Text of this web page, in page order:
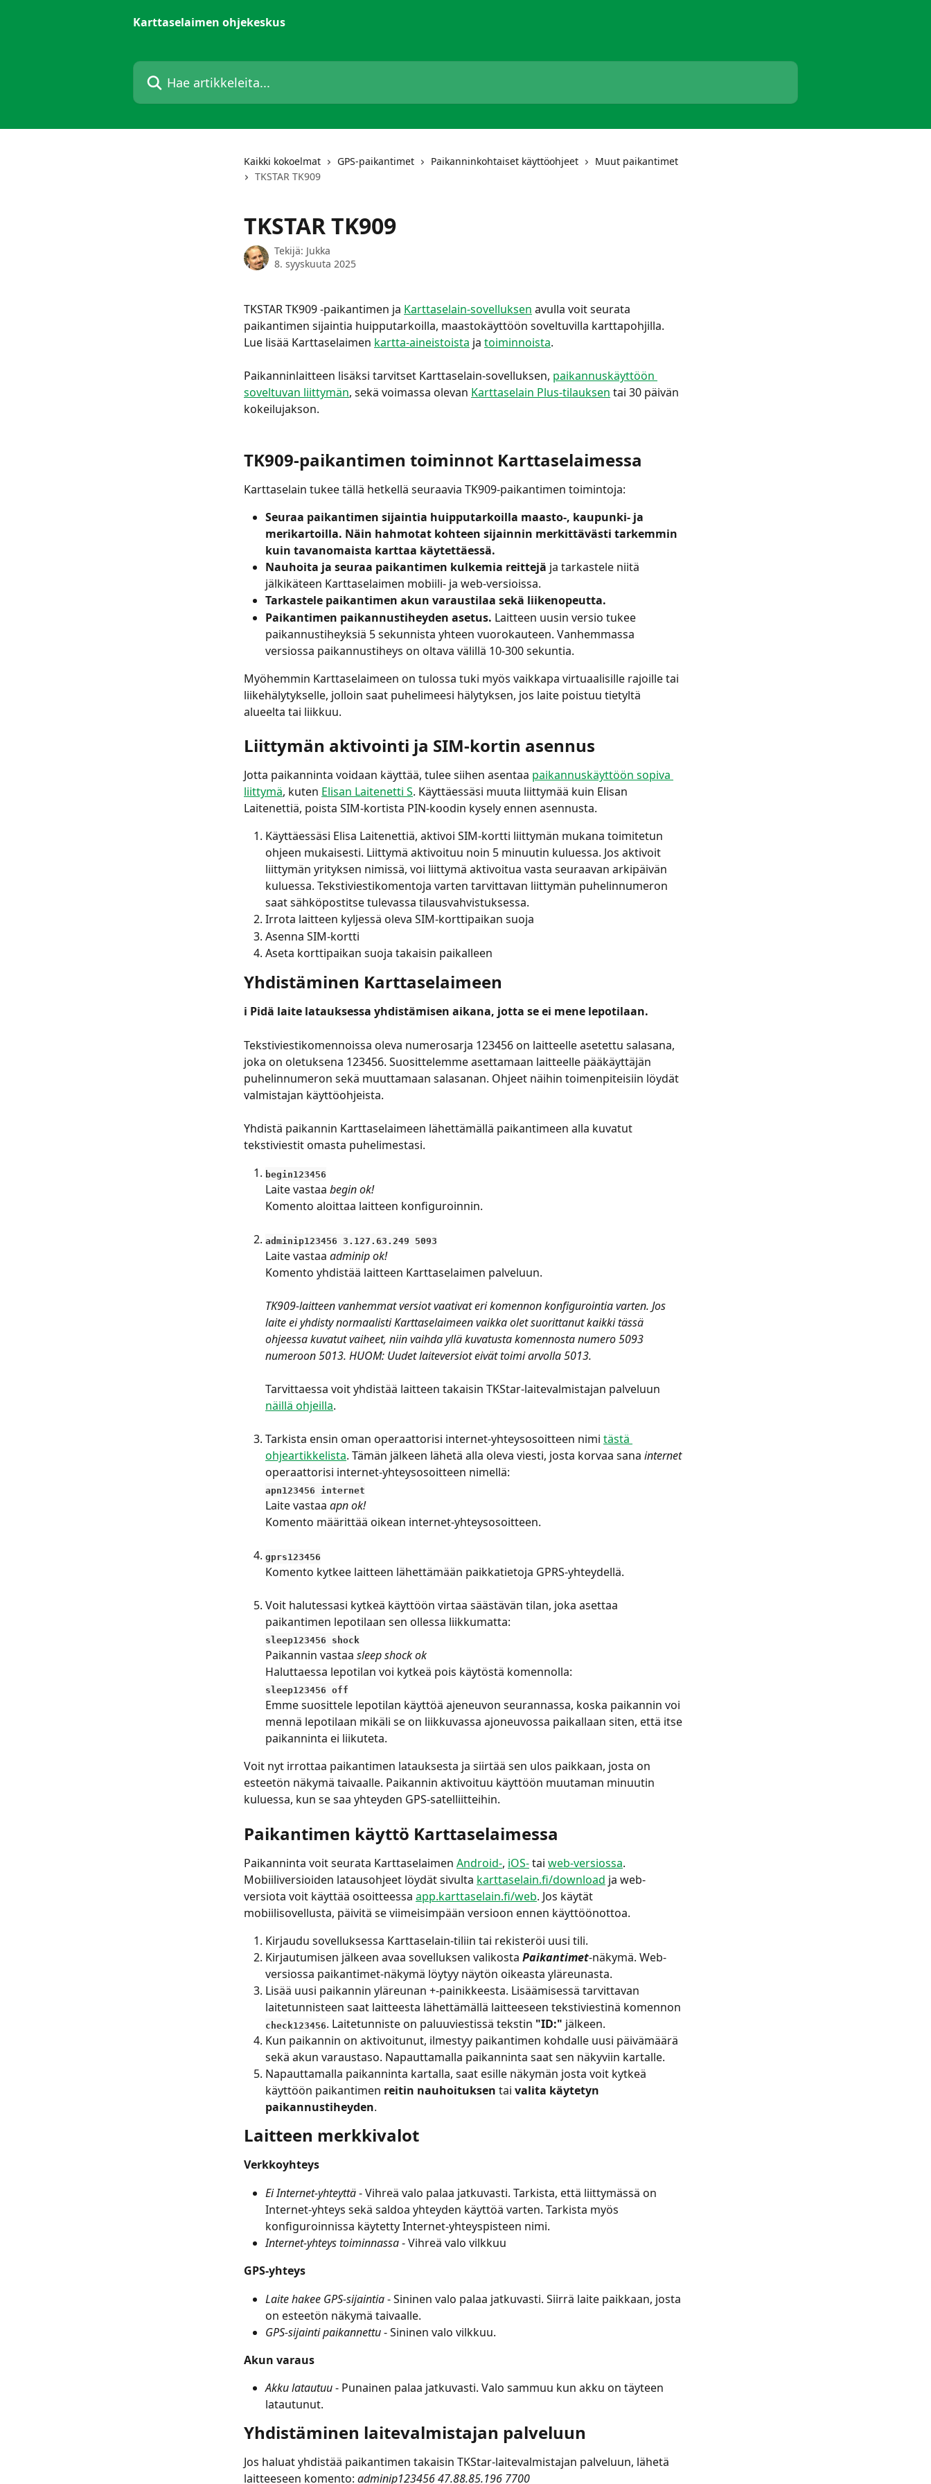
Karttaselaimen ohjekeskus
Hae artikkeleita...
Kaikki kokoelmat GPS-paikantimet Paikanninkohtaiset käyttöohjeet
Muut paikantimet
TKSTAR TK909
TKSTAR TK909
Tekijä: Jukka
8. syyskuuta 2025
TKSTAR TK909 -paikantimen ja Karttaselain-sovelluksen avulla voit seurata
paikantimen sijaintia huipputarkoilla, maastokäyttöön soveltuvilla karttapohjilla.
Lue lisää Karttaselaimen kartta-aineistoista ja toiminnoista.
Paikanninlaitteen lisäksi tarvitset Karttaselain-sovelluksen, paikannuskäyttöön
soveltuvan liittymän, sekä voimassa olevan Karttaselain Plus-tilauksen tai 30 päivän
kokeilujakson.
TK909-paikantimen toiminnot Karttaselaimessa
Karttaselain tukee tällä hetkellä seuraavia TK909-paikantimen toimintoja:
Seuraa paikantimen sijaintia huipputarkoilla maasto-, kaupunki- ja
merikartoilla. Näin hahmotat kohteen sijainnin merkittävästi tarkemmin
kuin tavanomaista karttaa käytettäessä.
Nauhoita ja seuraa paikantimen kulkemia reittejä ja tarkastele niitä
jälkikäteen Karttaselaimen mobiili- ja web-versioissa.
Tarkastele paikantimen akun varaustilaa sekä liikenopeutta.
Paikantimen paikannustiheyden asetus. Laitteen uusin versio tukee
paikannustiheyksiä 5 sekunnista yhteen vuorokauteen. Vanhemmassa
versiossa paikannustiheys on oltava välillä 10-300 sekuntia.
Myöhemmin Karttaselaimeen on tulossa tuki myös vaikkapa virtuaalisille rajoille tai
liikehälytykselle, jolloin saat puhelimeesi hälytyksen, jos laite poistuu tietyltä
alueelta tai liikkuu.
Liittymän aktivointi ja SIM-kortin asennus
Jotta paikanninta voidaan käyttää, tulee siihen asentaa paikannuskäyttöön sopiva
liittymä, kuten Elisan Laitenetti S. Käyttäessäsi muuta liittymää kuin Elisan
Laitenettiä, poista SIM-kortista PIN-koodin kysely ennen asennusta.
Käyttäessäsi Elisa Laitenettiä, aktivoi SIM-kortti liittymän mukana toimitetun
ohjeen mukaisesti. Liittymä aktivoituu noin 5 minuutin kuluessa. Jos aktivoit
liittymän yrityksen nimissä, voi liittymä aktivoitua vasta seuraavan arkipäivän
kuluessa. Tekstiviestikomentoja varten tarvittavan liittymän puhelinnumeron
saat sähköpostitse tulevassa tilausvahvistuksessa.
Irrota laitteen kyljessä oleva SIM-korttipaikan suoja
Asenna SIM-kortti
Aseta korttipaikan suoja takaisin paikalleen
Yhdistäminen Karttaselaimeen
ℹ️ Pidä laite latauksessa yhdistämisen aikana, jotta se ei mene lepotilaan.
Tekstiviestikomennoissa oleva numerosarja 123456 on laitteelle asetettu salasana,
joka on oletuksena 123456. Suosittelemme asettamaan laitteelle pääkäyttäjän
puhelinnumeron sekä muuttamaan salasanan. Ohjeet näihin toimenpiteisiin löydät
valmistajan käyttöohjeista.
Yhdistä paikannin Karttaselaimeen lähettämällä paikantimeen alla kuvatut
tekstiviestit omasta puhelimestasi.
begin123456
Laite vastaa begin ok!
Komento aloittaa laitteen konfiguroinnin.
adminip123456 3.127.63.249 5093
Laite vastaa adminip ok!
Komento yhdistää laitteen Karttaselaimen palveluun.
TK909-laitteen vanhemmat versiot vaativat eri komennon konfigurointia varten. Jos
laite ei yhdisty normaalisti Karttaselaimeen vaikka olet suorittanut kaikki tässä
ohjeessa kuvatut vaiheet, niin vaihda yllä kuvatusta komennosta numero 5093
numeroon 5013. HUOM: Uudet laiteversiot eivät toimi arvolla 5013.
Tarvittaessa voit yhdistää laitteen takaisin TKStar-laitevalmistajan palveluun
näillä ohjeilla.
Tarkista ensin oman operaattorisi internet-yhteysosoitteen nimi tästä
ohjeartikkelista. Tämän jälkeen lähetä alla oleva viesti, josta korvaa sana internet
operaattorisi internet-yhteysosoitteen nimellä:
apn123456 internet
Laite vastaa apn ok!
Komento määrittää oikean internet-yhteysosoitteen.
gprs123456
Komento kytkee laitteen lähettämään paikkatietoja GPRS-yhteydellä.
Voit halutessasi kytkeä käyttöön virtaa säästävän tilan, joka asettaa
paikantimen lepotilaan sen ollessa liikkumatta:
sleep123456 shock
Paikannin vastaa sleep shock ok
Haluttaessa lepotilan voi kytkeä pois käytöstä komennolla:
sleep123456 off
Emme suosittele lepotilan käyttöä ajeneuvon seurannassa, koska paikannin voi
mennä lepotilaan mikäli se on liikkuvassa ajoneuvossa paikallaan siten, että itse
paikanninta ei liikuteta.
Voit nyt irrottaa paikantimen latauksesta ja siirtää sen ulos paikkaan, josta on
esteetön näkymä taivaalle. Paikannin aktivoituu käyttöön muutaman minuutin
kuluessa, kun se saa yhteyden GPS-satelliitteihin.
Paikantimen käyttö Karttaselaimessa
Paikanninta voit seurata Karttaselaimen Android-, iOS- tai web-versiossa.
Mobiiliversioiden latausohjeet löydät sivulta karttaselain.fi/download ja web-
versiota voit käyttää osoitteessa app.karttaselain.fi/web. Jos käytät
mobiilisovellusta, päivitä se viimeisimpään versioon ennen käyttöönottoa.
Kirjaudu sovelluksessa Karttaselain-tiliin tai rekisteröi uusi tili.
Kirjautumisen jälkeen avaa sovelluksen valikosta Paikantimet-näkymä. Web-
versiossa paikantimet-näkymä löytyy näytön oikeasta yläreunasta.
Lisää uusi paikannin yläreunan +-painikkeesta. Lisäämisessä tarvittavan
laitetunnisteen saat laitteesta lähettämällä laitteeseen tekstiviestinä komennon
check123456. Laitetunniste on paluuviestissä tekstin "ID:" jälkeen.
Kun paikannin on aktivoitunut, ilmestyy paikantimen kohdalle uusi päivämäärä
sekä akun varaustaso. Napauttamalla paikanninta saat sen näkyviin kartalle.
Napauttamalla paikanninta kartalla, saat esille näkymän josta voit kytkeä
käyttöön paikantimen reitin nauhoituksen tai valita käytetyn
paikannustiheyden.
Laitteen merkkivalot
Verkkoyhteys
Ei Internet-yhteyttä - Vihreä valo palaa jatkuvasti. Tarkista, että liittymässä on
Internet-yhteys sekä saldoa yhteyden käyttöä varten. Tarkista myös
konfiguroinnissa käytetty Internet-yhteyspisteen nimi.
Internet-yhteys toiminnassa - Vihreä valo vilkkuu
GPS-yhteys
Laite hakee GPS-sijaintia - Sininen valo palaa jatkuvasti. Siirrä laite paikkaan, josta
on esteetön näkymä taivaalle.
GPS-sijainti paikannettu - Sininen valo vilkkuu.
Akun varaus
Akku latautuu - Punainen palaa jatkuvasti. Valo sammuu kun akku on täyteen
latautunut.
Yhdistäminen laitevalmistajan palveluun
Jos haluat yhdistää paikantimen takaisin TKStar-laitevalmistajan palveluun, lähetä
laitteeseen komento: adminip123456 47.88.85.196 7700